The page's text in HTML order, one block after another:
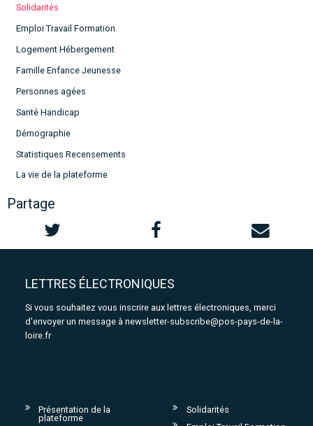
Solidarités
Emploi Travail Formation
Logement Hébergement
Famille Enfance Jeunesse
Personnes agées
Santé Handicap
Démographie
Statistiques Recensements
La vie de la plateforme
Partage
LETTRES ÉLECTRONIQUES
Si vous souhaitez vous inscrire aux lettres électroniques, merci
d'envoyer un message à newsletter-subscribe@pos-pays-de-la-
loire.fr
Présentation de la
plateforme
Solidarités